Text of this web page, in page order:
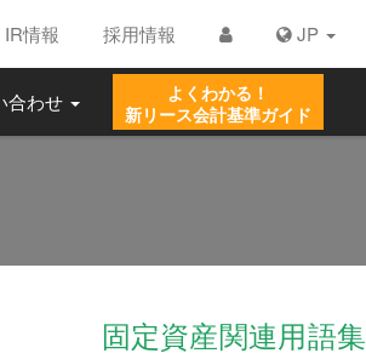
合わせ
よくわかる！
新リース会計基準ガイド
IR情報 採用情報 JP
固定資産関連用語集